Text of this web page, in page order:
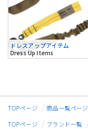
ドレスアップアイテム
Dress Up Items
TOPページ 商品一覧ページ
TOPページ
ブランド一覧